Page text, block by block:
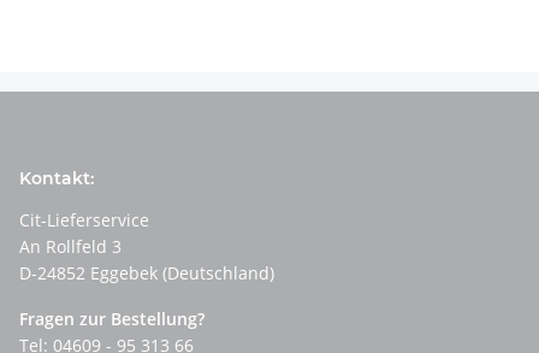
Kontakt:
Cit-Lieferservice
An Rollfeld 3
D-24852 Eggebek (Deutschland)
Fragen zur Bestellung?
Tel: 04609 - 95 313 66